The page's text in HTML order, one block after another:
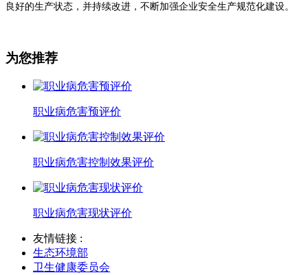
良好的生产状态，并持续改进，不断加强企业安全生产规范化建设。
为您推荐
职业病危害预评价
职业病危害控制效果评价
职业病危害现状评价
友情链接 :
生态环境部
卫生健康委员会